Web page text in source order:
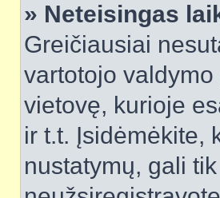
» Neteisingas
Greičiausiai
vartotojo
vietovę, kurioje
ir t.t. Įsidėmėkite,
nustatymų, gali